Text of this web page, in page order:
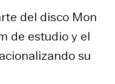
del disco Mon
de estudio y el
su